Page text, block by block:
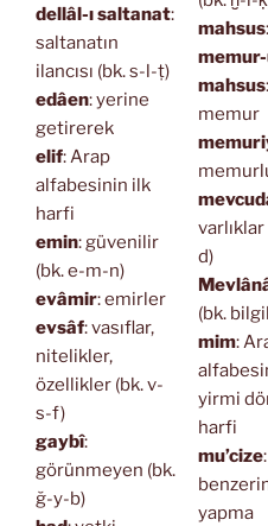
dellâl-ı saltanat:
saltanatın
ilancısı (bk. s-l-ṭ)
edâen: yerine
getirerek
elif: Arap
alfabesinin ilk
harfi
emin: güvenilir
(bk. e-m-n)
evâmir: emirler
evsâf: vasıflar,
nitelikler,
özellikler (bk. v-
s-f)
gaybî:
görünmeyen (bk.
ğ-y-b)
mahsus
mahsus
memur
d)
(bk.
mim:
yirmi
harfi
mu’cize
yapma